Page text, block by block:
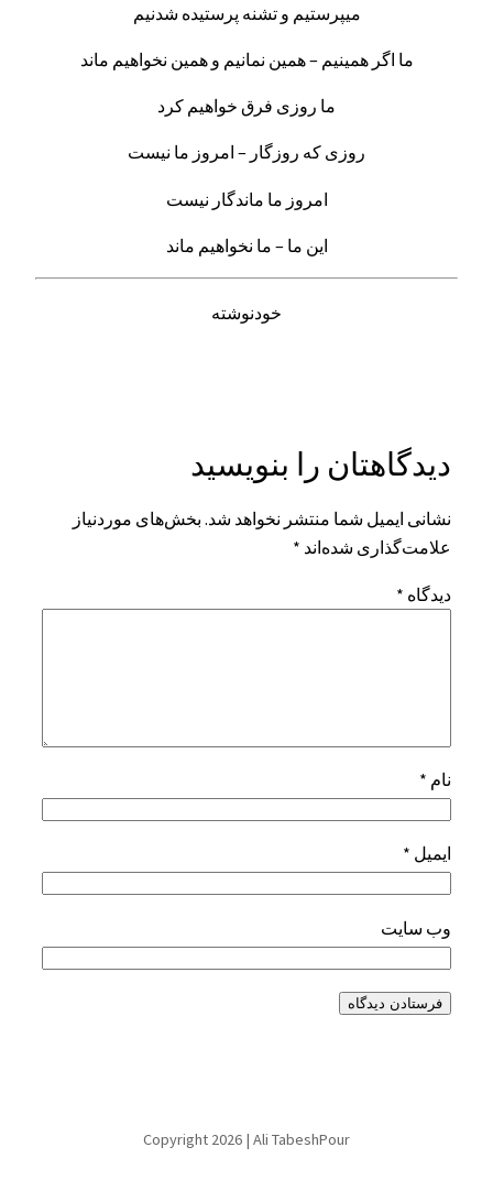
میپرستیم و تشنه پرستیده شدنیم
ما اگر همینیم – همین نمانیم و همین نخواهیم ماند
ما روزی فرق خواهیم کرد
روزی که روزگار – امروز ما نیست
امروز ما ماندگار نیست
این ما – ما نخواهیم ماند
خودنوشته
دیدگاهتان را بنویسید
نشانی ایمیل شما منتشر نخواهد شد. بخش‌های موردنیاز
علامت‌گذاری شده‌اند *
دیدگاه *
نام *
ایمیل *
وب‌ سایت
Copyright 2026 | Ali TabeshPour